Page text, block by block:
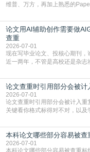
维普、万方，再加上熟悉的
查数值误导。知网（CNKI）是
生联合比对库，能比历届学长
库，期刊投稿用AMLMC/SML
论文用AI辅助创作需要做
查重
2026-07-01
现在写毕业论文、投核心期刊
近一两年，不管是高校还是杂志
真的太亏。提前做AIGC检测，
AIGC检测成了论文答辩投稿前
框架，内容都是自己写的，至于
论文查重时引用部分会被计
2026-07-01
论文查重时引用部分会被计入重复率？ 学术论文引用部分会不会被
关键看你格式标得对不对，以
独占一行，每条文献用[1][2]方
7714（作者、题名、刊名、年
成功后通常把这段标为引用，
本科论文哪些部分容易被查
2026-07-01
本科论文哪些部分容易被查重标红？ 本科论文查重，最容易“中招“标红